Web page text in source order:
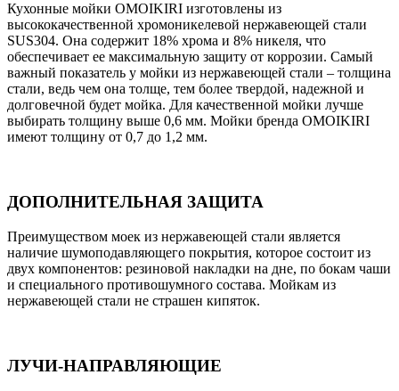
Кухонные мойки OMOIKIRI изготовлены из
высококачественной хромоникелевой нержавеющей стали
SUS304. Она содержит 18% хрома и 8% никеля, что
обеспечивает ее максимальную защиту от коррозии. Самый
важный показатель у мойки из нержавеющей стали – толщина
стали, ведь чем она толще, тем более твердой, надежной и
долговечной будет мойка. Для качественной мойки лучше
выбирать толщину выше 0,6 мм. Мойки бренда OMOIKIRI
имеют толщину от 0,7 до 1,2 мм.
ДОПОЛНИТЕЛЬНАЯ ЗАЩИТА
Преимуществом моек из нержавеющей стали является
наличие шумоподавляющего покрытия, которое состоит из
двух компонентов: резиновой накладки на дне, по бокам чаши
и специального противошумного состава. Мойкам из
нержавеющей стали не страшен кипяток.
ЛУЧИ-НАПРАВЛЯЮЩИЕ